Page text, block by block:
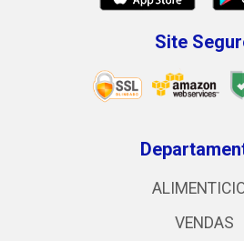
Site
VENDAS